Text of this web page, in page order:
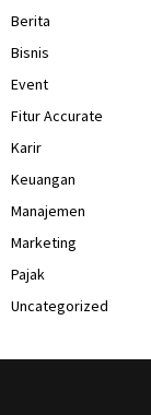
Berita
Bisnis
Event
Fitur Accurate
Karir
Keuangan
Manajemen
Marketing
Pajak
Uncategorized